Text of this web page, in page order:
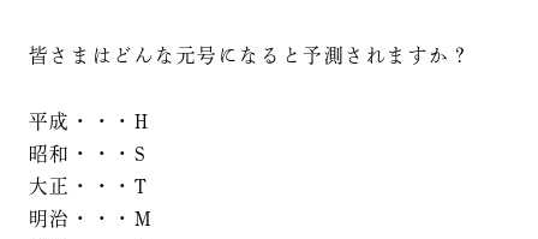
皆さまはどんな元号になると予測されますか？
平成・・・H
昭和・・・S
大正・・・T
明治・・・M